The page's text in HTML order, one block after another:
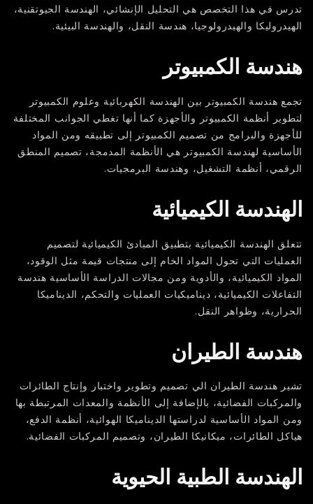
تدرس في هذا التخصص هي التحليل الإنشائي، الهندسة الجيوتقنية،
الهيدروليكا والهيدرولوجيا، هندسة النقل، والهندسة البيئية.
هندسة الكمبيوتر
تجمع هندسة الكمبيوتر بين الهندسة الكهربائية وعلوم الكمبيوتر
لتطوير أنظمة الكمبيوتر والأجهزة كما أنها تغطي الجوانب المختلفة
للأجهزة والبرامج من تصميم الكمبيوتر إلى تطبيقه ومن المواد
الأساسية لهندسة الكمبيوتر هي الأنظمة المدمجة، تصميم المنطق
الرقمي، أنظمة التشغيل، وهندسة البرمجيات.
الهندسة الكيميائية
تتعلق الهندسة الكيميائية بتطبيق المبادئ الكيميائية لتصميم
العمليات التي تحول المواد الخام إلى منتجات قيمة مثل الوقود،
المواد الكيميائية، والأدوية ومن مجالات الدراسة الأساسية هندسة
التفاعلات الكيميائية، ديناميكيات العمليات والتحكم، الديناميكا
الحرارية، وظواهر النقل.
هندسة الطيران
تشير هندسة الطيران الي تصميم وتطوير واختبار وإنتاج الطائرات
والمركبات الفضائية، بالإضافة إلى الأنظمة والمعدات المرتبطة بها
ومن المواد الأساسية لدراستها الديناميكا الهوائية، أنظمة الدفع،
هياكل الطائرات، ميكانيكا الطيران، وتصميم المركبات الفضائية.
الهندسة الطبية الحيوية